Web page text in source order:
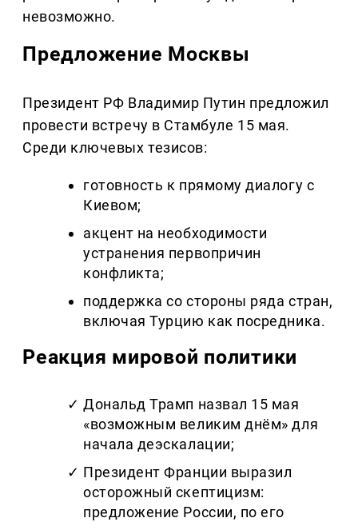
невозможно.
Предложение Москвы
Президент РФ Владимир Путин предложил
провести встречу в Стамбуле 15 мая.
Среди ключевых тезисов:
готовность к прямому диалогу с
Киевом;
акцент на необходимости
устранения первопричин
конфликта;
поддержка со стороны ряда стран,
включая Турцию как посредника.
Реакция мировой политики
Дональд Трамп назвал 15 мая
«возможным великим днём» для
начала деэскалации;
Президент Франции выразил
осторожный скептицизм:
предложение России, по его